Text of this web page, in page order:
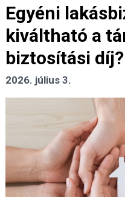
Egyéni
kiváltható a
biztosítási díj?
2026. július 3.